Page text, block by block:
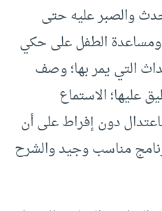
والصبر عليه حتى
الطفل على حكي
التي يمر بها؛ وصف
عليها؛ الاستماع
دون إفراط على أن
مناسب وجيد والشرح